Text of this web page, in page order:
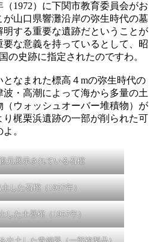
（1972）に下関市教育委員会がお
山口県響灘沿岸の弥生時代の墓
する重要な遺跡だということが
な意義を持っているとして、昭
の史跡に指定されたのですわ。
なまれた標高４mの弥生時代の
・高潮によって海から多量の土
ウォッシュオーバー堆積物）が
り梶栗浜遺跡の一部が削られた可
。
元展示されている石棺
した石棺（1957年）
した土器棺（1957年）